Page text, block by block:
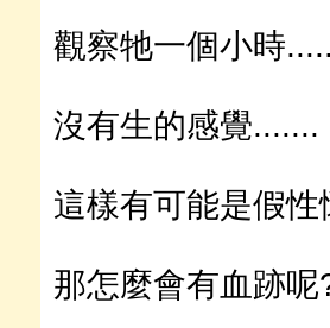
觀察牠一個小時
沒有生的感覺.......
這樣有可能是假性
那怎麼會有血跡呢